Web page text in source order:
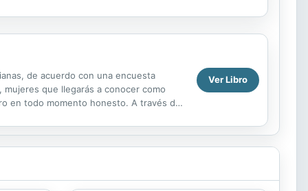
de acuerdo con una encuesta
que llegarás a conocer como
en todo momento honesto. A través de
Ver Libro